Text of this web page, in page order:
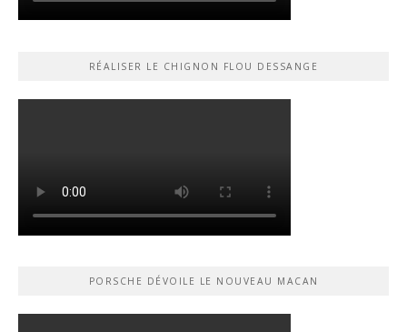
RÉALISER LE CHIGNON FLOU DESSANGE
PORSCHE DÉVOILE LE NOUVEAU MACAN